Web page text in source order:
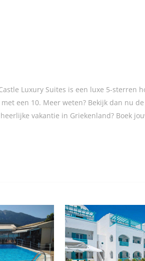
Luxury Suites is een luxe 5-sterren
een 10. Meer weten? Bekijk dan nu
vakantie in Griekenland? Boek